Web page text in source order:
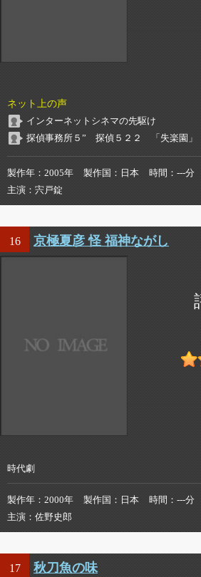
ネット上の声
インターネットシネマの先駆け
探偵事務所５” 探偵５２２ 「失楽園」
製作年 2005年 製作国 日本 時間 ---分
主演
宍戸錠
16 京極夏彦 怪 福神ながし
時代劇
製作年 2000年 製作国 日本 時間 ---分
主演
佐野史郎
17 秋刀魚の味